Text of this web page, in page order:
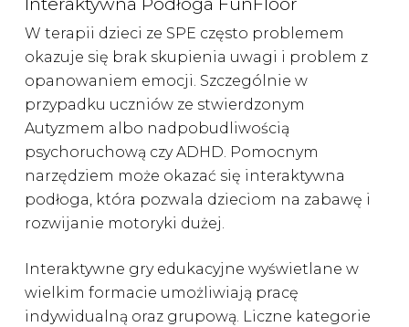
W terapii dzieci ze SPE często problemem
okazuje się brak skupienia uwagi i problem z
opanowaniem emocji. Szczególnie w
przypadku uczniów ze stwierdzonym
Autyzmem albo nadpobudliwością
psychoruchową czy ADHD. Pomocnym
narzędziem może okazać się interaktywna
podłoga, która pozwala dzieciom na zabawę i
rozwijanie motoryki dużej.
Interaktywne gry edukacyjne wyświetlane w
wielkim formacie umożliwiają pracę
indywidualną oraz grupową. Liczne kategorie